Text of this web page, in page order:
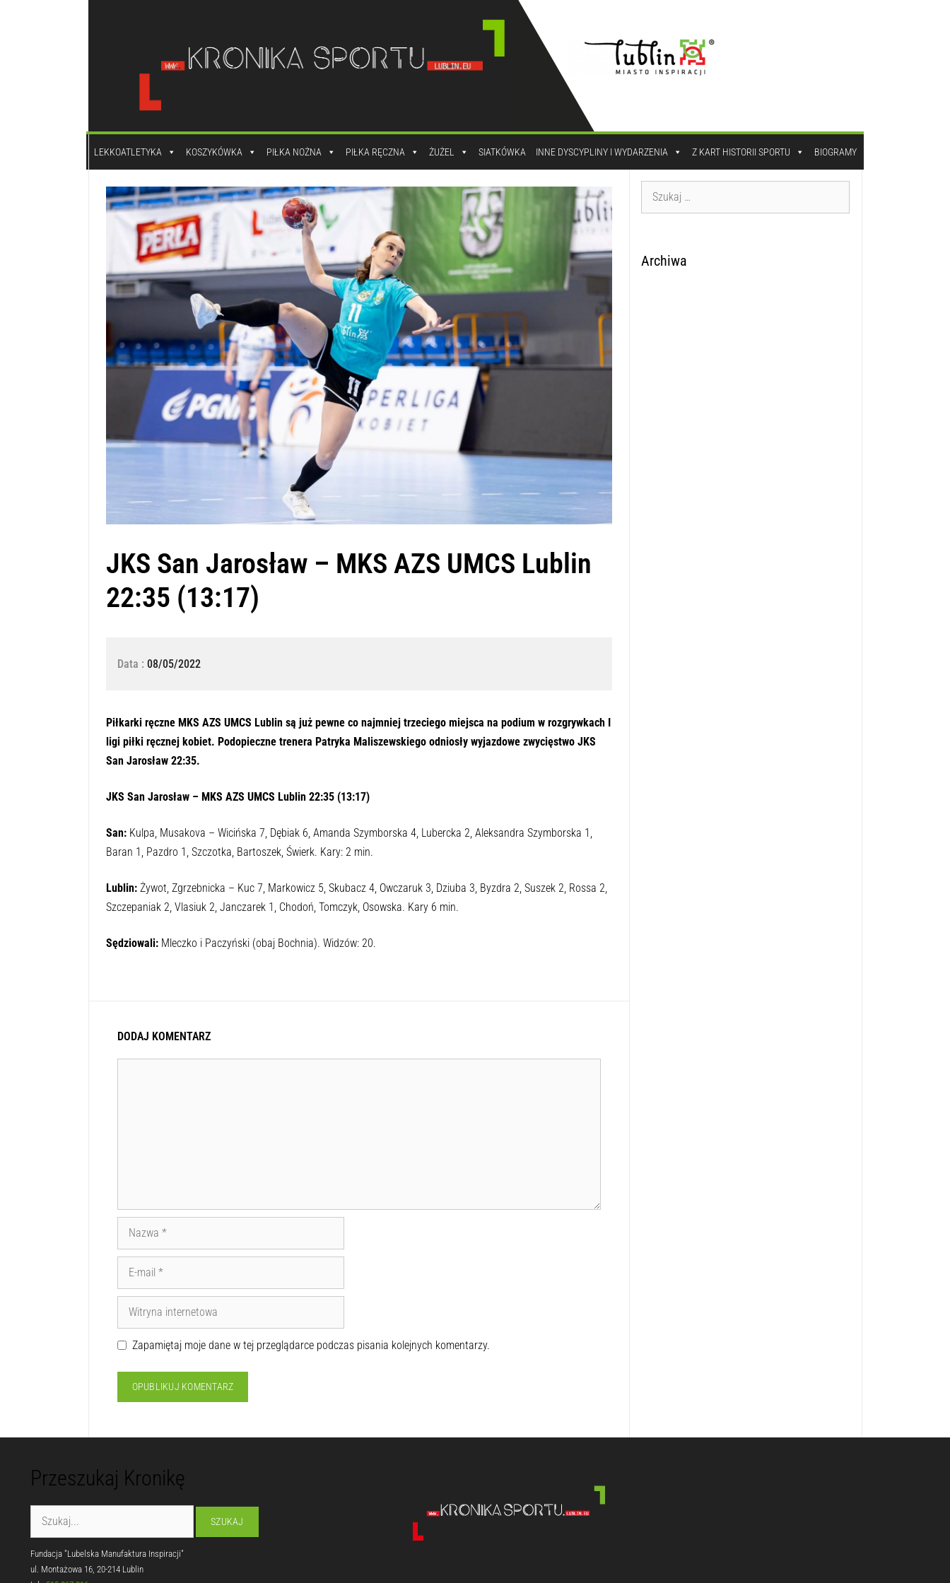
LEKKOATLETYKA KOSZYKÓWKA PIŁKA NOŻNA PIŁKA RĘCZNA ŻUŻEL SIATKÓWKA INNE DYSCYPLINY I WYDARZENIA Z KART HISTORII SPORTU BIOGRAMY
JKS San Jarosław – MKS AZS UMCS Lublin
22:35 (13:17)
Data : 08/05/2022
Piłkarki ręczne MKS AZS UMCS Lublin są już pewne co najmniej trzeciego miejsca na podium w rozgrywkach I
ligi piłki ręcznej kobiet. Podopieczne trenera Patryka Maliszewskiego odniosły wyjazdowe zwycięstwo JKS
San Jarosław 22:35.
JKS San Jarosław – MKS AZS UMCS Lublin 22:35 (13:17)
San:Kulpa, Musakova – Wicińska 7, Dębiak 6, Amanda Szymborska 4, Lubercka 2, Aleksandra Szymborska 1,
Baran 1, Pazdro 1, Szczotka, Bartoszek, Świerk. Kary: 2 min.
Lublin:Żywot, Zgrzebnicka – Kuc 7, Markowicz 5, Skubacz 4, Owczaruk 3, Dziuba 3, Byzdra 2, Suszek 2, Rossa 2,
Szczepaniak 2, Vlasiuk 2, Janczarek 1, Chodoń, Tomczyk, Osowska. Kary 6 min.
Sędziowali:Mleczko i Paczyński (obaj Bochnia). Widzów: 20.
DODAJ KOMENTARZ
Zapamiętaj moje dane w tej przeglądarce podczas pisania kolejnych komentarzy.
Archiwa
Przeszukaj Kronikę
Fundacja "Lubelska Manufaktura Inspiracji"
ul. Montażowa 16, 20-214 Lublin